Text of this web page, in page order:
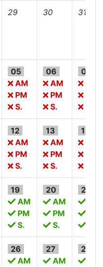
29 30 31
05
AM
PM
S.
06
AM
PM
S.
07
12
AM
PM
S.
13
AM
PM
S.
14
19
AM
PM
S.
20
AM
PM
S.
21
26
AM
27
AM
28